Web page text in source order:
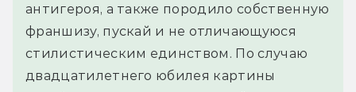
антигероя, а также породило собственную
франшизу, пускай и не отличающуюся
стилистическим единством. По случаю
двадцатилетнего юбилея картины